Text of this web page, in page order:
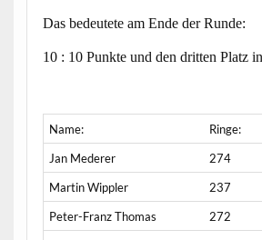
Das bedeutete am Ende der Runde:
10 : 10 Punkte und den dritten Platz
Name:
Ringe:
Jan Mederer
274
Martin Wippler
237
Peter-Franz Thomas
272